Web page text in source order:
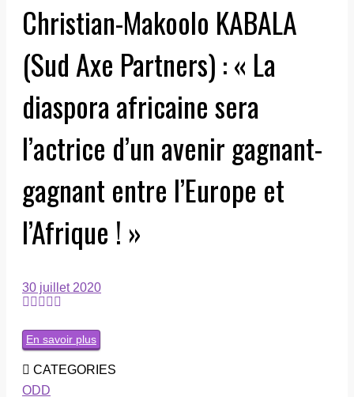
Christian-Makoolo KABALA
(Sud Axe Partners) : « La
diaspora africaine sera
l’actrice d’un avenir gagnant-
gagnant entre l’Europe et
l’Afrique ! »
30 juillet 2020
En savoir plus
CATEGORIES
ODD